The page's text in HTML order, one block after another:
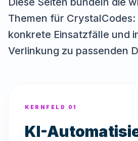
Themen für
konkrete Einsatzfälle und
Verlinkung zu passenden
KERNFELD 01
KI-